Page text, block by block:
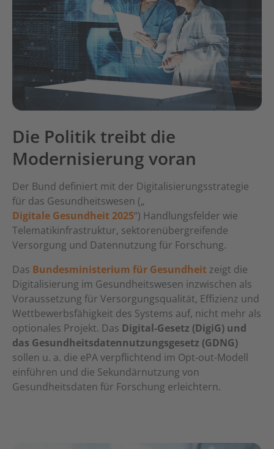
Die Politik treibt die
Modernisierung voran
Der Bund definiert mit der Digitalisierungsstrategie
für das Gesundheitswesen („
Digitale Gesundheit 2025“) Handlungsfelder wie
Telematikinfrastruktur, sektorenübergreifende
Versorgung und Datennutzung für Forschung.
Das Bundesministerium für Gesundheit zeigt die
Digitalisierung im Gesundheitswesen inzwischen als
Voraussetzung für Versorgungsqualität, Effizienz und
Wettbewerbsfähigkeit des Systems auf, nicht mehr als
optionales Projekt. Das Digital-Gesetz (DigiG) und
das Gesundheitsdatennutzungsgesetz (GDNG)
sollen u. a. die ePA verpflichtend im Opt-out-Modell
einführen und die Sekundärnutzung von
Gesundheitsdaten für Forschung erleichtern.